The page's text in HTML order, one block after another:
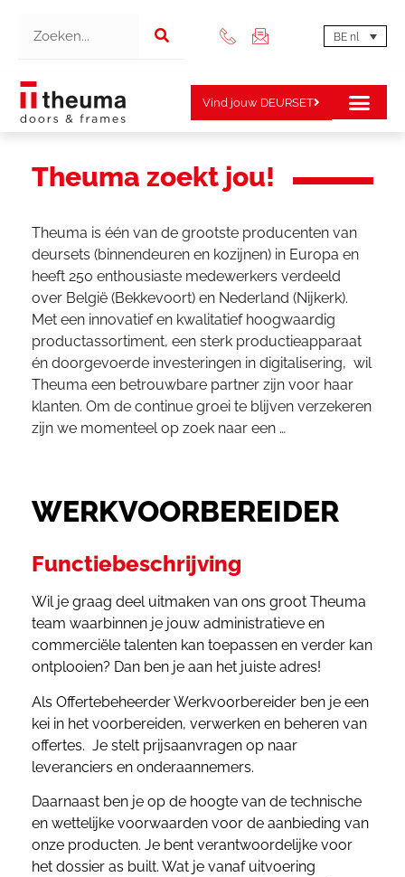
BE nl
Vind jouw DEURSET
Theuma zoekt jou!
Theuma is één van de grootste producenten van
deursets (binnendeuren en kozijnen) in Europa en
heeft 250 enthousiaste medewerkers verdeeld
over België (Bekkevoort) en Nederland (Nijkerk).
Met een innovatief en kwalitatief hoogwaardig
productassortiment, een sterk productieapparaat
én doorgevoerde investeringen in digitalisering, wil
Theuma een betrouwbare partner zijn voor haar
klanten. Om de continue groei te blijven verzekeren
zijn we momenteel op zoek naar een …
WERKVOORBEREIDER
Functiebeschrijving
Wil je graag deel uitmaken van ons groot Theuma
team waarbinnen je jouw administratieve en
commerciële talenten kan toepassen en verder kan
ontplooien? Dan ben je aan het juiste adres!
Als Offertebeheerder Werkvoorbereider ben je een
kei in het voorbereiden, verwerken en beheren van
offertes. Je stelt prijsaanvragen op naar
leveranciers en onderaannemers.
Daarnaast ben je op de hoogte van de technische
en wettelijke voorwaarden voor de aanbieding van
onze producten. Je bent verantwoordelijke voor
het dossier as built. Wat je vanaf uitvoering